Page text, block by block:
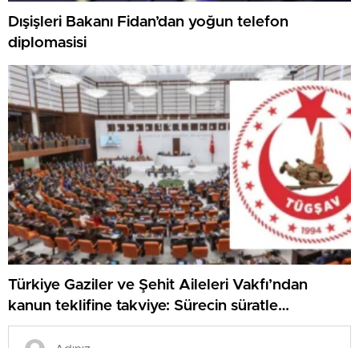
Dışişleri Bakanı Fidan’dan yoğun telefon
diplomasisi
Türkiye Gaziler ve Şehit Aileleri Vakfı’ndan
kanun teklifine takviye: Sürecin süratle
tamamlanmasını temenni ediyoruz